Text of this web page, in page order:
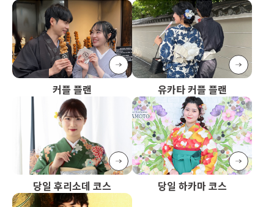
커플 플랜 유카타 커플 플랜
당일 후리소데 코스 당일 하카마 코스